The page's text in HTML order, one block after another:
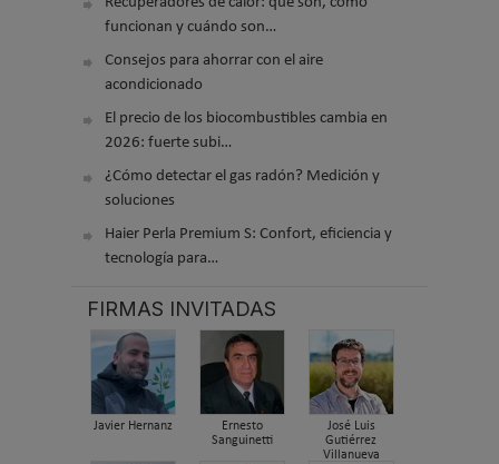
funcionan y cuándo son…
Consejos para ahorrar con el aire
acondicionado
El precio de los biocombustibles cambia en
2026: fuerte subi…
¿Cómo detectar el gas radón? Medición y
soluciones
Haier Perla Premium S: Confort, eficiencia y
tecnología para…
FIRMAS INVITADAS
Javier Hernanz
Ernesto
Sanguinetti
José Luis
Gutiérrez
Villanueva